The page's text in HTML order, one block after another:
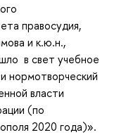
правосудия,
и к.ю.н.,
в свет учебное
нормотворческий
власти
(по
2020 года)».